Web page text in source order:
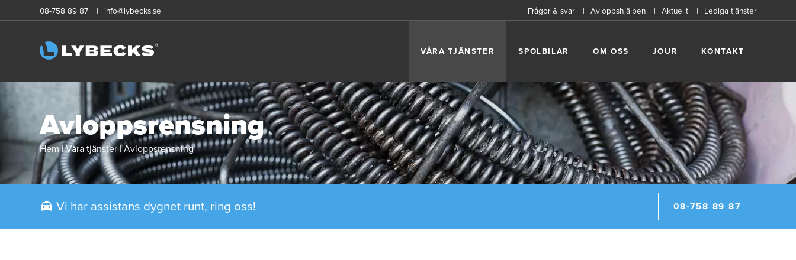
08-758 89 87 info@lybecks.se Frågor & svar Avloppshjälpen Aktuellt Lediga tjänster
VÅRA TJÄNSTER SPOLBILAR OM OSS JOUR KONTAKT
Avloppsrensning
Hem|Våra tjänster|Avloppsrensning
Vi har assistans dygnet runt, ring oss! 08-758 89 87